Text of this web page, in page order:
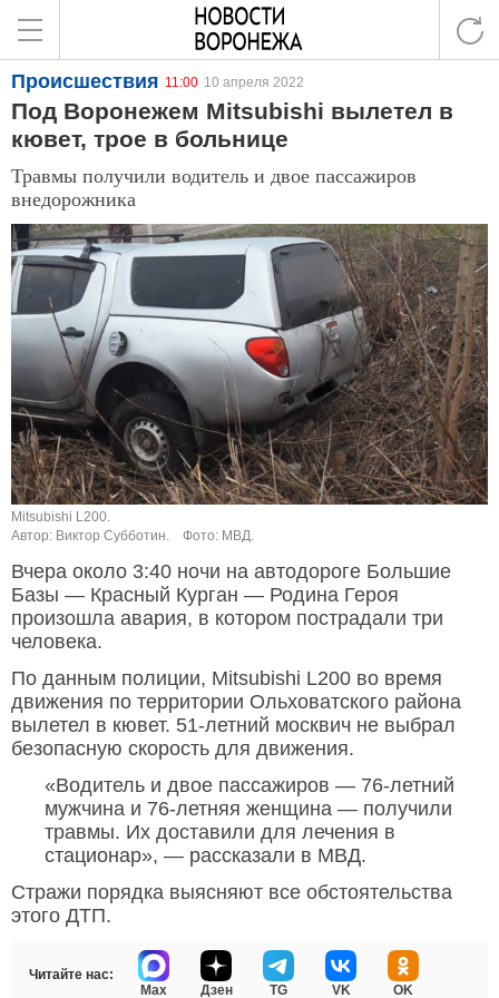
Происшествия 11:00 10 апреля 2022
Под Воронежем Mitsubishi вылетел в
кювет, трое в больнице
Травмы получили водитель и двое пассажиров
внедорожника
Mitsubishi L200.
Автор: Виктор Субботин.
Фото: МВД.
Вчера около 3:40 ночи на автодороге Большие
Базы — Красный Курган — Родина Героя
произошла авария, в котором пострадали три
человека.
По данным полиции, Mitsubishi L200 во время
движения по территории Ольховатского района
вылетел в кювет. 51-летний москвич не выбрал
безопасную скорость для движения.
«Водитель и двое пассажиров — 76-летний
мужчина и 76-летняя женщина — получили
травмы. Их доставили для лечения в
стационар», — рассказали в МВД.
Стражи порядка выясняют все обстоятельства
этого ДТП.
Читайте нас:
Max
Дзен TG VK OK